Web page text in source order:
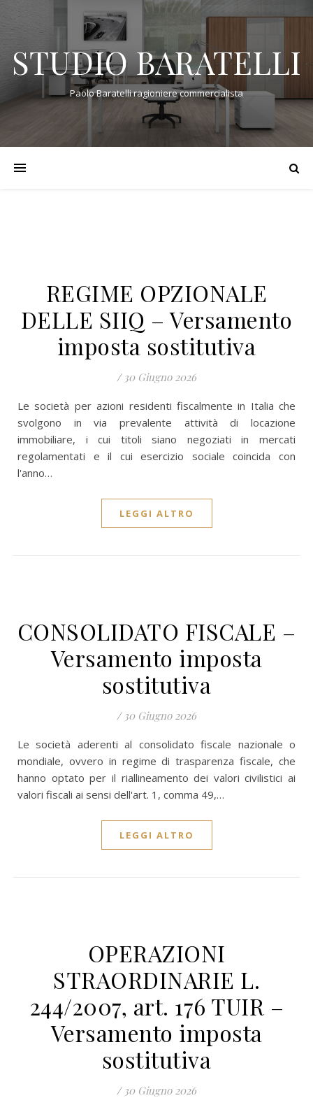
STUDIO BARATELLI
Paolo Baratelli ragioniere commercialista
REGIME OPZIONALE
DELLE SIIQ – Versamento
imposta sostitutiva
/ 30 Giugno 2026
Le società per azioni residenti fiscalmente in Italia che
svolgono in via prevalente attività di locazione
immobiliare, i cui titoli siano negoziati in mercati
regolamentati e il cui esercizio sociale coincida con
l'anno…
LEGGI ALTRO
CONSOLIDATO FISCALE –
Versamento imposta
sostitutiva
/ 30 Giugno 2026
Le società aderenti al consolidato fiscale nazionale o
mondiale, ovvero in regime di trasparenza fiscale, che
hanno optato per il riallineamento dei valori civilistici ai
valori fiscali ai sensi dell'art. 1, comma 49,…
LEGGI ALTRO
OPERAZIONI
STRAORDINARIE L.
244/2007, art. 176 TUIR –
Versamento imposta
sostitutiva
/ 30 Giugno 2026